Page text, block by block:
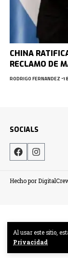
Al usar este sitio,
Privacidad
CHINA
RECLAMO DE
RODRIGO FERNANDEZ
SOCIALS
Hecho por